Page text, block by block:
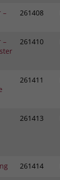
–
261408
–
261410
261411
261413
261414